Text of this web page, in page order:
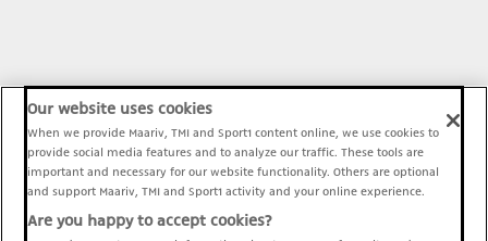
Our website uses cookies
When we provide Maariv, TMI and Sport1 content online, we use cookies to
provide social media features and to analyze our traffic. These tools are
important and necessary for our website functionality. Others are optional
and support Maariv, TMI and Sport1 activity and your online experience.
Are you happy to accept cookies?